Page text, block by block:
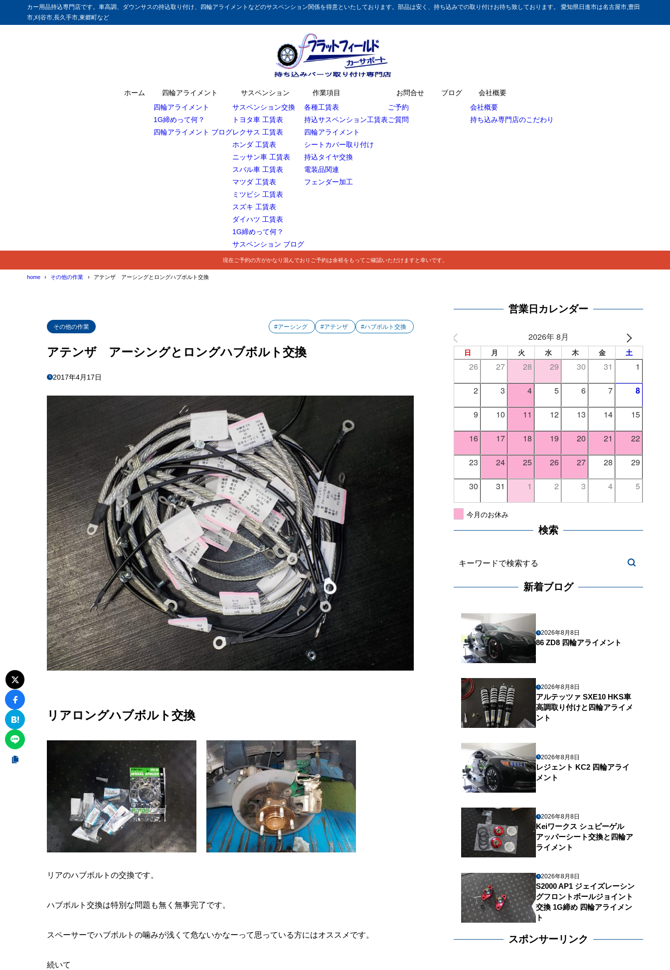
カー用品持込専門店です。車高調、ダウンサスの持込取り付け、四輪アライメントなどのサスペンション関係を得意といたしております。部品は安く、持ち込みでの取り付けお待ち致しております。 愛知県日進市は名古屋市,豊田
市,刈谷市,長久手市,東郷町など
ホーム
四輪アライメント
四輪アライメント
1G締めって何？
四輪アライメント ブログ
サスペンション
サスペンション交換
トヨタ車 工賃表
レクサス 工賃表
ホンダ 工賃表
ニッサン車 工賃表
スバル車 工賃表
マツダ 工賃表
ミツビシ 工賃表
スズキ 工賃表
ダイハツ 工賃表
1G締めって何？
サスペンション ブログ
作業項目
各種工賃表
持込サスペンション工賃表
四輪アライメント
シートカバー取り付け
持込タイヤ交換
電装品関連
フェンダー加工
お問合せ
ご予約
ご質問
ブログ
会社概要
会社概要
持ち込み専門店のこだわり
現在ご予約の方がかなり混んでおりご予約は余裕をもってご確認いただけますと幸いです。
home その他の作業 アテンザ アーシングとロングハブボルト交換
その他の作業 #アーシング #アテンザ #ハブボルト交換
アテンザ アーシングとロングハブボルト交換
2017年4月17日
リアロングハブボルト交換
リアのハブボルトの交換です。
ハブボルト交換は特別な問題も無く無事完了です。
スペーサーでハブボルトの噛みが浅くて危ないかなーって思っている方にはオススメです。
続いて
営業日カレンダー
2026年 8月
日 月 火 水 木 金 土
26 27 28 29 30 31 1
2 3 4 5 6 7 8
9 10 11 12 13 14 15
16 17 18 19 20 21 22
23 24 25 26 27 28 29
30 31 1 2 3 4 5
今月のお休み
検索
新着ブログ
2026年8月8日
86 ZD8 四輪アライメント
2026年8月8日
アルテッツァ SXE10 HKS車
高調取り付けと四輪アライメ
ント
2026年8月8日
レジェント KC2 四輪アライ
メント
2026年8月8日
Keiワークス シュピーゲル
アッパーシート交換と四輪ア
ライメント
2026年8月8日
S2000 AP1 ジェイズレーシン
グフロントボールジョイント
交換 1G締め 四輪アライメン
ト
スポンサーリンク